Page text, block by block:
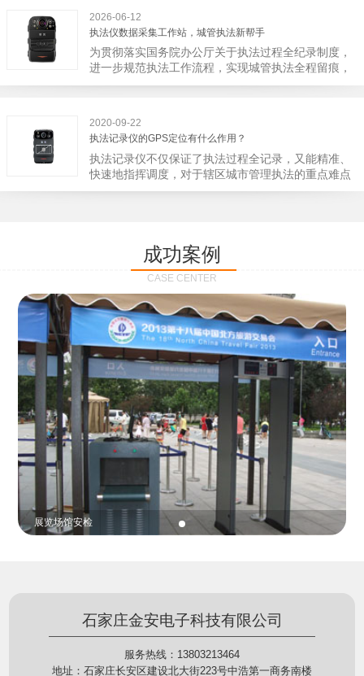
备能自动读取目标对象，并同步到采集站中，此外设
备具有断点续传的功能，如果碰到网络故障，可以从
已经上传或下载的部分开始继续上传下载未完成的部
分，而没有必要从头开始上传下载，能节省时间，提
高速度。再者待数据传输完毕之后，执法仪数据采集
下次直接使用，提高执法仪数据效率。执法仪数据采
集站还具有强大的数据存储管理系统，后台统计不同
上传时段、不同重要级别的数据，将统计结果以图表
或者报表的形式呈现；设备设置有用户操作权限管
理，自动将用户警员编号与执法仪编号绑定，保障数
据的合法性，同时系统可设置每个警员的权限，明确
2026-06-12
执法仪数据采集工作站，城管执法新帮手
为贯彻落实国务院办公厅关于执法过程全纪录制度，
进一步规范执法工作流程，实现城管执法全程留痕，
深入推进执法队伍规范化建设，给城管执法工作添加
止了双方矛盾的发生。现在有了执法仪数据采集工作
站，执法队员的担忧便得到有效的解决。每个采集工
作站可支持多台执法记录仪设备同时上传数据，队员
当天使用当天上传，通过数据线接入到采集工作站，
它会自动读取所有的视频、音频、图片、日志等信
作站也能自动为执法记录仪充充电、校校时，做执法
记录仪的贴心小"保姆"。随着群众法律意识的逐步提
高，行政执法行为更加"阳光、透明"，通过工作站可
以随时调取证据视频，精准查阅现场资料，直戳了当
的展示给行政相对人看，有效的减少了行政相对人对
城管执法行为的误解，树立了执法的公信力。
2020-09-22
执法记录仪的GPS定位有什么作用？
执法记录仪不仅保证了执法过程全记录，又能精准、
快速地指挥调度，对于辖区城市管理执法的重点难点
也能一目了然，在城市管理工作信息化中发挥着重要
定位模块，可通过移动网络将位置信息实时发送到监
控中心，在平台的电子地图上显示出设备的具体位
置，实时查看执法人员到岗情况及根据执法环境迅速
调配周边执法人员。同时，内置NFC芯片，可支持身
份证查验等拓展功能，在实战中发挥着重要的作用，
能广泛应用于交警公安执法、卫生监督、城管执法、
海关执法、路政、质量监督、林业园林、消防、质量
监督、公路铁路等各个领域。
成功案例
CASE CENTER
贵重金属防盗
石家庄金安电子科技有限公司
服务热线：13803213464
地址：石家庄长安区建设北大街223号中浩第一商务南楼